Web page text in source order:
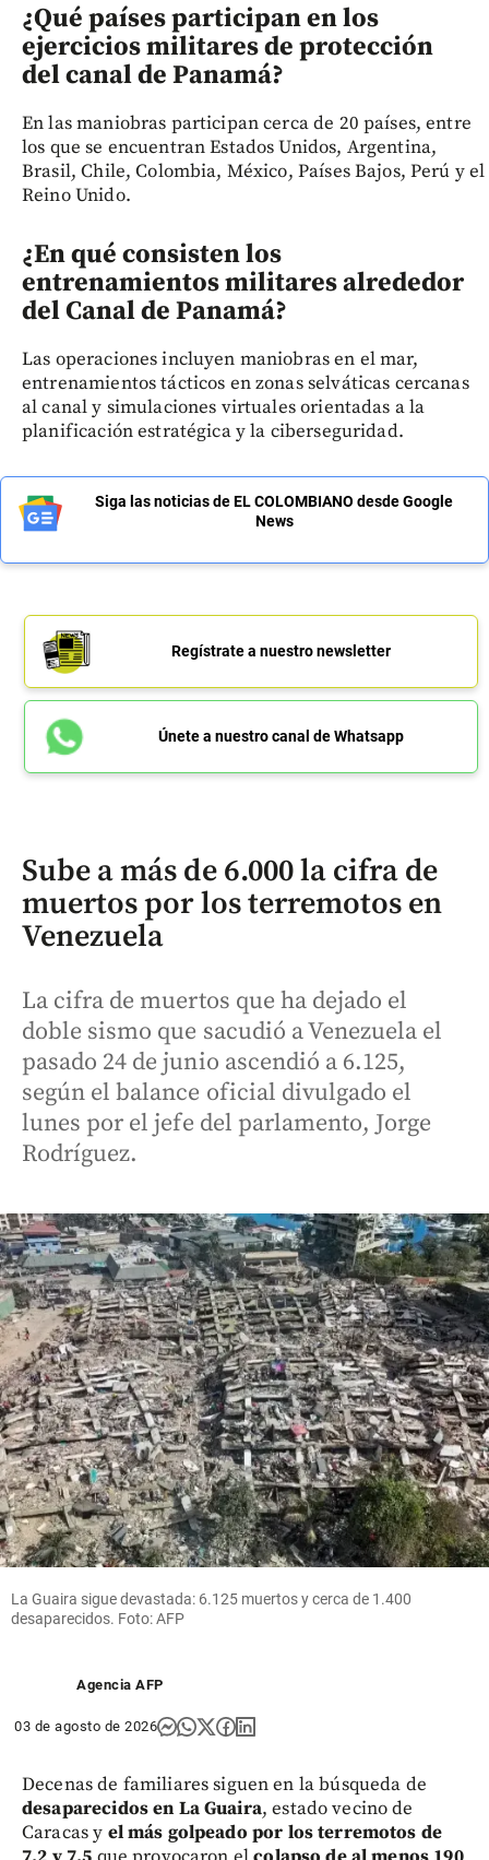
¿Qué países participan en los
ejercicios militares de protección
del canal de Panamá?
En las maniobras participan cerca de 20 países, entre
los que se encuentran Estados Unidos, Argentina,
Brasil, Chile, Colombia, México, Países Bajos, Perú y el
Reino Unido.
¿En qué consisten los
entrenamientos militares alrededor
del Canal de Panamá?
Las operaciones incluyen maniobras en el mar,
entrenamientos tácticos en zonas selváticas cercanas
al canal y simulaciones virtuales orientadas a la
planificación estratégica y la ciberseguridad.
Siga las noticias de EL COLOMBIANO desde Google
News
Regístrate a nuestro newsletter
Únete a nuestro canal de Whatsapp
Sube a más de 6.000 la cifra de
muertos por los terremotos en
Venezuela
La cifra de muertos que ha dejado el
doble sismo que sacudió a Venezuela el
pasado 24 de junio ascendió a 6.125,
según el balance oficial divulgado el
lunes por el jefe del parlamento, Jorge
Rodríguez.
La Guaira sigue devastada: 6.125 muertos y cerca de 1.400
desaparecidos. Foto: AFP
Agencia AFP
03 de agosto de 2026
Decenas de familiares siguen en la búsqueda de
desaparecidos en La Guaira, estado vecino de
Caracas y el más golpeado por los terremotos de